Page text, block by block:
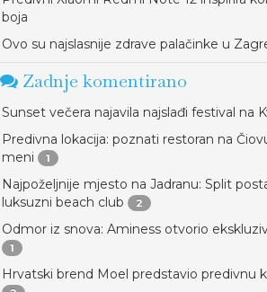
boja
Ovo su najslasnije zdrave palačinke u
Zadnje komentirano
Sunset večera najavila najslađi festival na
Predivna lokacija: poznati restoran na
meni
1
Najpoželjnije mjesto na Jadranu: Split
luksuzni beach club
2
Odmor iz snova: Aminess otvorio
1
Hrvatski brend Moel predstavio predivnu